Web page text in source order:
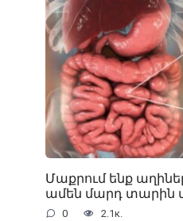
Մաքրում ենք
ամեն մարդ տարին
0 2.1к.